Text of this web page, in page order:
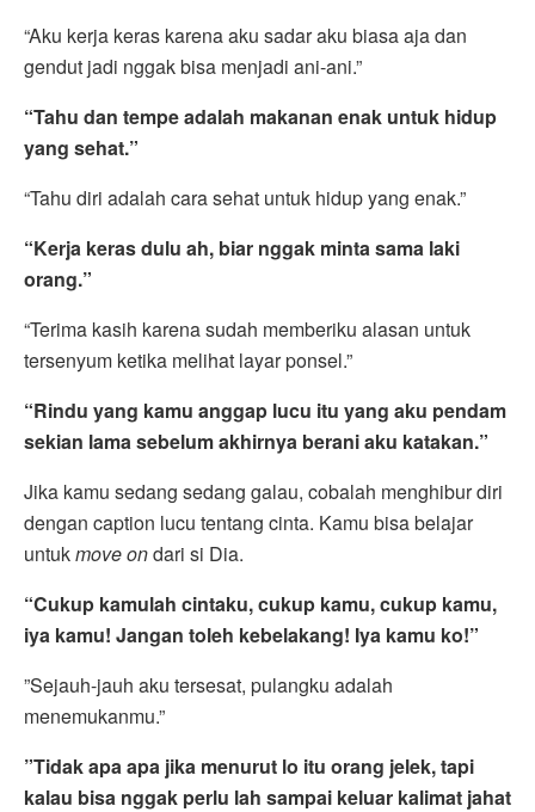
“Aku kerja keras karena aku sadar aku biasa aja dan
gendut jadi nggak bisa menjadi ani-ani.”
“Tahu dan tempe adalah makanan enak untuk hidup
yang sehat.”
“Tahu diri adalah cara sehat untuk hidup yang enak.”
“Kerja keras dulu ah, biar nggak minta sama laki
orang.”
“Terima kasih karena sudah memberiku alasan untuk
tersenyum ketika melihat layar ponsel.”
“Rindu yang kamu anggap lucu itu yang aku pendam
sekian lama sebelum akhirnya berani aku katakan.”
Jika kamu sedang sedang galau, cobalah menghibur diri
dengan caption lucu tentang cinta. Kamu bisa belajar
untukmove ondari si Dia.
“Cukup kamulah cintaku, cukup kamu, cukup kamu,
iya kamu! Jangan toleh kebelakang! Iya kamu ko!”
”Sejauh-jauh aku tersesat, pulangku adalah
menemukanmu.”
”Tidak apa apa jika menurut lo itu orang jelek, tapi
kalau bisa nggak perlu lah sampai keluar kalimat jahat